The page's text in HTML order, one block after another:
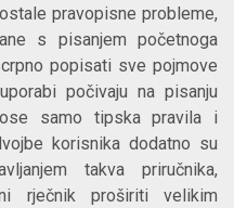
pravopisne probleme,
s pisanjem početnoga
popisati sve pojmove
počivaju na pisanju
samo tipska pravila i
korisnika dodatno su
takva priručnika,
rječnik proširiti velikim